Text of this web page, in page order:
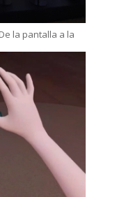
la pantalla a la